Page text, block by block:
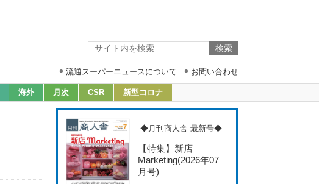
流通スーパーニュースについて お問い合わせ
海外 月次 CSR 新型コロナ
◆月刊商人舎 最新号◆
【特集】新店
Marketing(2026年07
月号)